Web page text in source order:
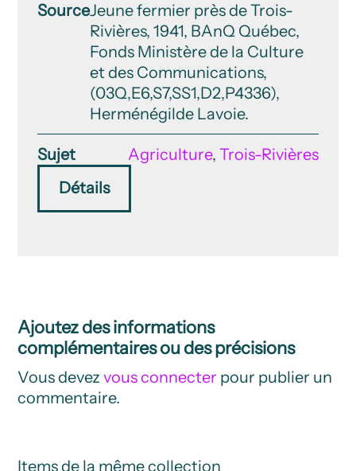
SourceJeune fermier près de Trois-
Rivières, 1941, BAnQ Québec,
Fonds Ministère de la Culture
et des Communications,
(03Q,E6,S7,SS1,D2,P4336),
Herménégilde Lavoie.
Sujet Agriculture, Trois-Rivières
Détails
Ajoutez des informations
complémentaires ou des précisions
Vous devezvous connecter pour publier un
commentaire.
Items de la même collection